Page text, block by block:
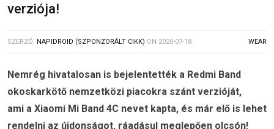
verziója!
SZERZŐ: NAPIDROID (SZPONZORÁLT CIKK) ON 2020-07-18 WEAR
Nemrég hivatalosan is bejelentették a Redmi Band
okoskarkötő nemzetközi piacokra szánt verzióját,
ami a Xiaomi Mi Band 4C nevet kapta, és már elő is lehet
rendelni az újdonságot, ráadásul meglepően olcsón!